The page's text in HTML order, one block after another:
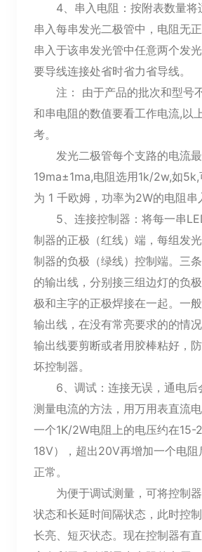
4、串入电阻：按附表数量将
串入每串发光二极管中，电阻无
串入于该串发光管中任意两个发
要导线连接处省时省力省导线。
注： 由于产品的批次和型号
和串电阻的数值要看工作电流,以
考。
发光二极管每个支路的电流最
19ma±1ma,电阻选用1k/2w,如
为 1 千欧姆，功率为2W的电阻串
5、连接控制器：将每一串
制器的正极（红线）端，每组发
制器的负极（绿线）控制端。三
的输出线，分别接三组边灯的负
极和主字的正极焊接在一起。一
输出线，在没有常亮要求的的情
输出线要剪断或者用胶棒粘好，
坏控制器。
6、调试：连接无误，通电后
测量电流的方法，用万用表直流
一个1K/2W电阻上的电压约在15-
18V），超出20V再增加一个电阻
正常。
为便于调试测量，可将控制器
状态和长延时间隔状态，此时控
长亮、短灭状态。现在控制器有